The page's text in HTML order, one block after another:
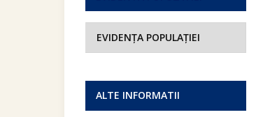
EVIDENȚA POPULAȚIEI
ALTE INFORMATII